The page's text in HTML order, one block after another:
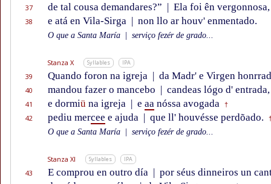
37 de tal cousa demandares?” | Ela foi ên vergonnosa,
38 e atá en Vila-Sirga | non llo ar houv' enmentado.
O que a Santa María serviço fezér de grado...
Stanza X Syllables IPA
39 Quando foron na igreja | da Madr' e Virgen
40 mandou fazer o mancebo | candeas lógo d' entrada,
41 e dormiü na igreja | e aa nóssa avogada †
42 pediu mercee e ajuda | que ll' houvésse perdõado.
O que a Santa María serviço fezér de grado...
Stanza XI Syllables IPA
43 E comprou en outro día | por séus dinneiros un